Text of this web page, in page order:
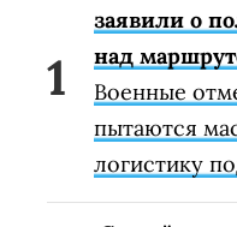
заявили о
над
Военные
пытаются
логистику